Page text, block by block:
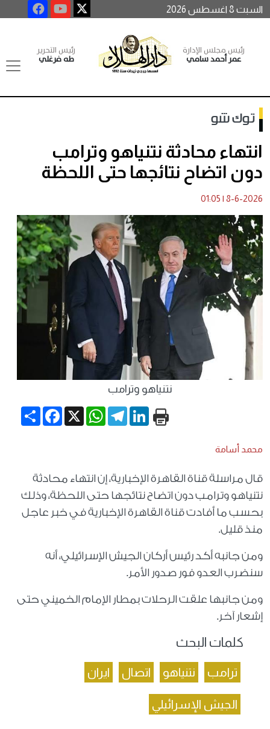
السبت 8 اغسطس 2026
رئيس مجلس الإدارة
عمر أحمد سامي
رئيس التحرير
طه فرغلي
توك شو
انتهاء محادثة نتنياهو وترامب
دون اتضاح نتائجها حتى اللحظة
8-6-2026
|
01:05
نتنياهو وترامب
Share
Facebook X
WhatsApp
TelegramLinkedIn
محمد أسامة
قال مراسلة قناة القاهرة الإخبارية، إن انتهاء محادثة
نتنياهو وترامب دون اتضاح نتائجها حتى اللحظة، وذلك
بحسب ما أفادت قناة القاهرة الإخبارية في خبر عاجل
منذ قليل.
ومن جانبه أكد رئيس أركان الجيش الإسرائيلي، أنه
سنضرب العدو فور صدور الأمر.
ومن جانبها علقت الرحلات بمطار الإمام الخميني حتى
إشعار آخر.
كلمات البحث
ترامب نتنياهو اتصال ايران
الجيش الإسرائيلي